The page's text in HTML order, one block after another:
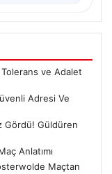
Tolerans ve Adalet
Adresi Ve
Gördü! Güldüren
Anlatımı
Maçtan